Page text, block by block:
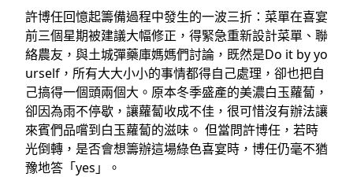
許博任回憶起籌備過程中發生的一波三折：菜單在喜宴
前三個星期被建議大幅修正，得緊急重新設計菜單、聯
絡農友，與土城彈藥庫媽媽們討論，既然是Do it by yo
urself，所有大大小小的事情都得自己處理，卻也把自
己搞得一個頭兩個大。原本冬季盛產的美濃白玉蘿蔔，
卻因為雨不停歇，讓蘿蔔收成不佳，很可惜沒有辦法讓
來賓們品嚐到白玉蘿蔔的滋味。 但當問許博任，若時
光倒轉，是否會想籌辦這場綠色喜宴時，博任仍毫不猶
豫地答「yes」。